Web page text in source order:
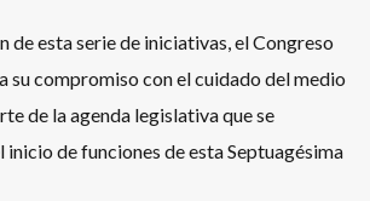
de esta serie de iniciativas, el Congreso
su compromiso con el cuidado del medio
de la agenda legislativa que se
de funciones de esta Septuagésima